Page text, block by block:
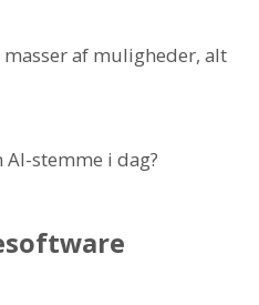
af muligheder, alt
stemme i dag?